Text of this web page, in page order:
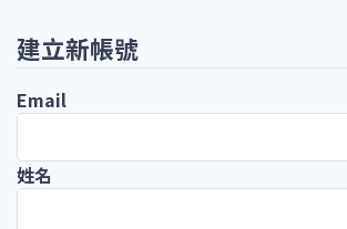
建立新帳號
Email
姓名